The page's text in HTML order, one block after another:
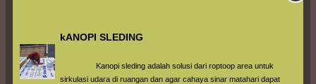
kANOPI SLEDING
Kanopi sleding adalah solusi dari roptoop area untuk
sirkulasi udara di ruangan dan agar cahaya sinar matahari dapat